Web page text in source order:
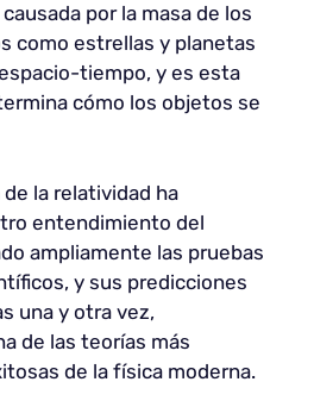
por la masa de los
como estrellas y planetas
tiempo, y es esta
cómo los objetos se
la relatividad ha
entendimiento del
ampliamente las pruebas
y sus predicciones
una y otra vez,
de las teorías más
de la física moderna.